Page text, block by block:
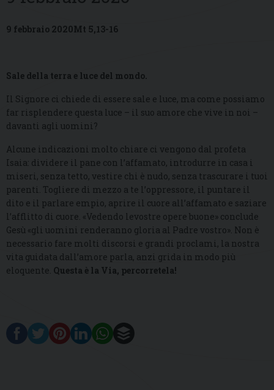
9 febbraio 2020Mt 5,13-16
Sale della terra e luce del mondo.
Il Signore ci chiede di essere sale e luce, ma come possiamo
far risplendere questa luce – il suo amore che vive in noi –
davanti agli uomini?
Alcune indicazioni molto chiare ci vengono dal profeta
Isaia: dividere il pane con l’affamato, introdurre in casa i
miseri, senza tetto, vestire chi è nudo, senza trascurare i tuoi
parenti. Togliere di mezzo a te l’oppressore, il puntare il
dito e il parlare empio, aprire il cuore all’affamato e saziare
l’afflitto di cuore. «Vedendo levostre opere buone» conclude
Gesù «gli uomini renderanno gloria al Padre vostro». Non è
necessario fare molti discorsi e grandi proclami, la nostra
vita guidata dall’amore parla, anzi grida in modo più
eloquente. Questa è la Via, percorretela!